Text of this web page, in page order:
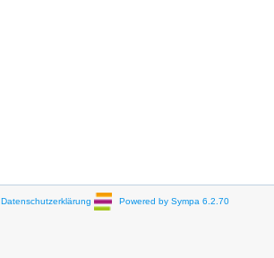
Datenschutzerklärung Powered by Sympa 6.2.70